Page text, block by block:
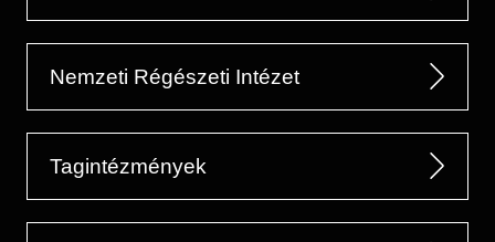
Nemzeti Régészeti Intézet
Tagintézmények